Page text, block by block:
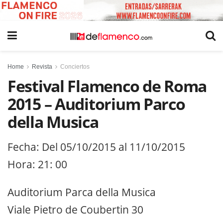
Home Revista Conciertos
Festival Flamenco de Roma
2015 – Auditorium Parco
della Musica
Fecha: Del 05/10/2015 al 11/10/2015
Hora: 21: 00
Auditorium Parca della Musica
Viale Pietro de Coubertin 30